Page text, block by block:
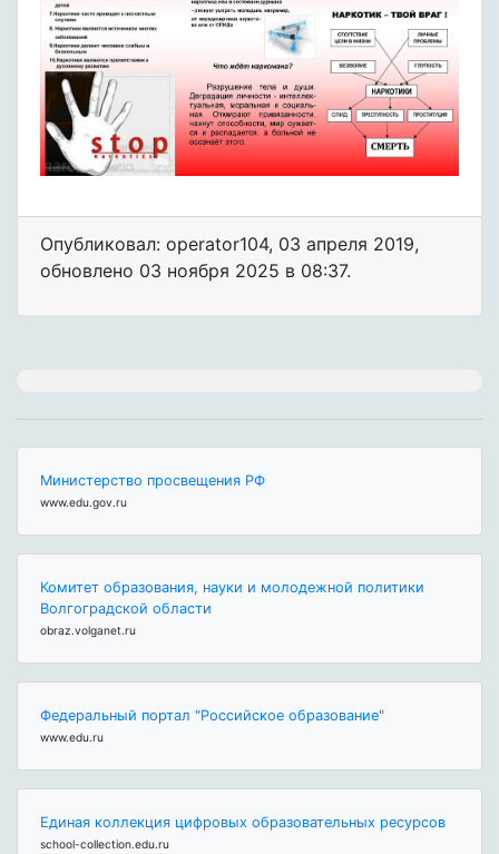
Опубликовал: operator104, 03 апреля 2019,
обновлено 03 ноября 2025 в 08:37.
Министерство просвещения РФ
www.edu.gov.ru
Комитет образования, науки и молодежной политики
Волгоградской области
obraz.volganet.ru
Федеральный портал "Российское образование"
www.edu.ru
Единая коллекция цифровых образовательных ресурсов
school-collection.edu.ru